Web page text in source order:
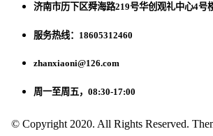
济南市历下区舜海路219号华创观礼中心4号
服务热线：18605312460
zhanxiaoni@126.com
周一至周五，08:30-17:00
© Copyright 2020. All Rights Reserved.